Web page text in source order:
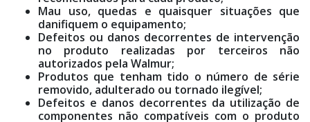
Mau uso, quedas e quaisquer situações que
danifiquem o equipamento;
Defeitos ou danos decorrentes de intervenção
no produto realizadas por terceiros não
autorizados pela Walmur;
Produtos que tenham tido o número de série
removido, adulterado ou tornado ilegível;
Defeitos e danos decorrentes da utilização de
componentes não compatíveis com o produto